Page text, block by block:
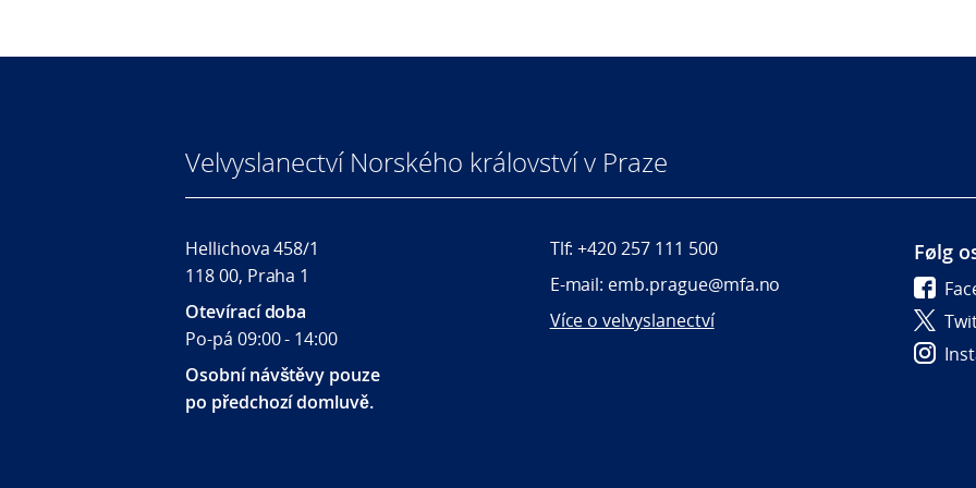
Velvyslanectví Norského království v Praze
Hellichova 458/1
118 00, Praha 1
Otevírací doba
Po-pá 09:00 - 14:00
Osobní návštěvy pouze
po předchozí domluvě.
Tlf: +420 257 111 500
E-mail: emb.prague@mfa.no
Více o velvyslanectví
Følg